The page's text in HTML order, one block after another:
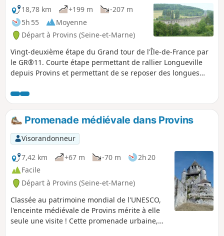
18,78 km
+199 m
-207 m
5h 55
Moyenne
Départ à Provins (Seine-et-Marne)
Vingt-deuxième étape du Grand tour de l'Île-de-France par
le GR®11. Courte étape permettant de rallier Longueville
depuis Provins et permettant de se reposer des longues
l'étape est courte, il est proposé au début, pour l'égayer,
une petite boucle dans la vieille ville de Provins afin d'en
découvrir son riche patrimoine.
Promenade médiévale dans Provins
Visorandonneur
7,42 km
+67 m -70 m
2h 20
Facile
Départ à Provins (Seine-et-Marne)
Classée au patrimoine mondial de l'UNESCO,
l'enceinte médiévale de Provins mérite à elle
seule une visite ! Cette promenade urbaine,